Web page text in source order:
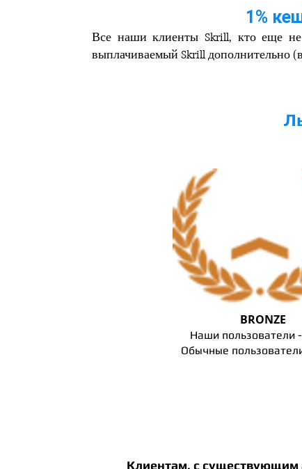
1%
Все наши клиенты Skrill, кто еще не
выплачиваемый Skrill дополнительно
BRONZE
Наши пользователи
Обычные
Клиентам, с существующим